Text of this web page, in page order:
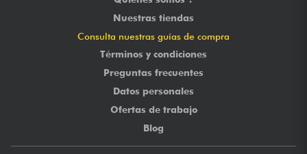
Nuestras tiendas
Consulta nuestras guías de compra
Términos y condiciones
Preguntas frecuentes
Datos personales
Ofertas de trabajo
Blog